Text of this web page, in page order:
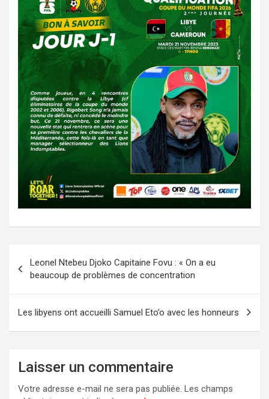
de
l’article
Leonel Ntebeu Djoko Capitaine Fovu : « On a eu
beaucoup de problèmes de concentration
Les libyens ont accueilli Samuel Eto’o avec les honneurs
Laisser un commentaire
Votre adresse e-mail ne sera pas publiée. Les champs